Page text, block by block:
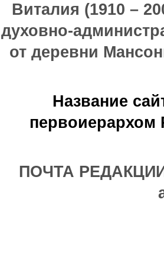
Виталия (1910 –
духовно-
от деревни
Название
первоиерархом
ПОЧТА РЕДАКЦИИ